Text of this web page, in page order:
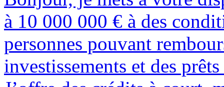
à 10 000 000 € à des
personnes pouvant
investissements et des